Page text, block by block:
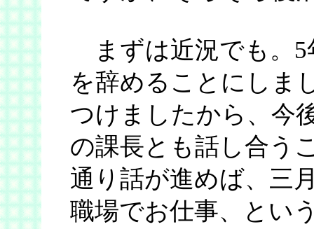
まずは近況でも。5
を辞めることにしま
つけましたから、今
の課長とも話し合う
通り話が進めば、三
職場でお仕事、とい